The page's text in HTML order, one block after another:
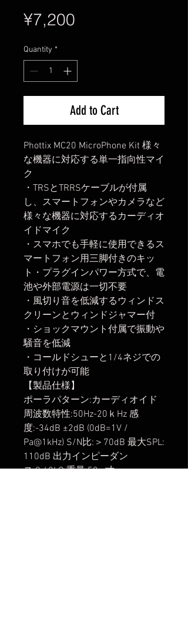
¥7,200
Quantity *
Add to Cart
Phottix MC20 MicroPhone Kit 様々
な機器に対応する単一指向性マイ
ク
・TRSとTRRSケーブルが付属
し、スマートフォンやカメラなど
様々な機器に対応するカーディオ
イドマイク
・スマホでも手軽に使用できるス
マートフォン用三脚付きのキッ
ト・プラグインパワー方式で、電
池や外部電源は一切不要
・風切り音を低減するウィンドス
クリーンとウィンドジャマー付
・ショックマウント付属で振動や
騒音を低減
・コールドシューと1/4ネジでの
取り付けが可能
【製品仕様】
ポーラパターン:カーディオイド
周波数特性:50Hz-20ｋHz 感
度:-34dB ±2dB (0dB=1V /
Pa@1kHz) S/N比:＞70dB 最大SPL:
110dB 出力インピーダン
ス:0.68kΩ 重量:50g 寸